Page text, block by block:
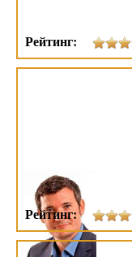
Рейтинг:
Рейтинг: